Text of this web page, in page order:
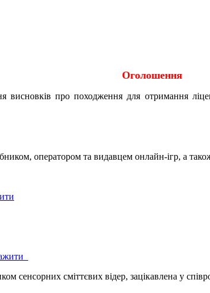
Оголошення
висновків про походження для отримання
оператором та видавцем онлайн-ігр, а
сенсорних сміттєвих відер, зацікавлена у